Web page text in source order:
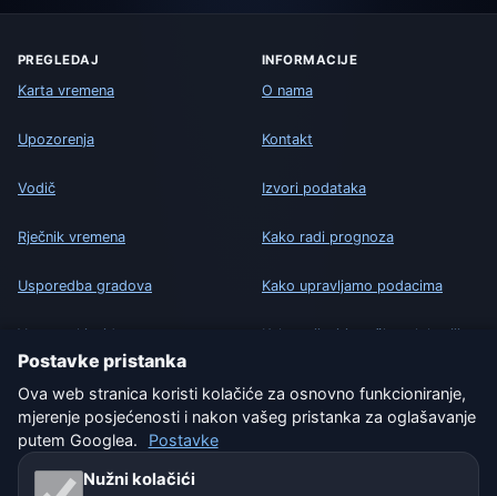
PREGLEDAJ
Karta vremena
Upozorenja
Vodič
Rječnik vremena
Usporedba gradova
Vremenski widget
INFORMACIJE
O nama
Kontakt
Izvori podataka
Kako radi prognoza
Kako upravljamo podacima
Kako prijaviti grešku u lokaciji
PRAVNO
Zaštita privatnosti
Kolačići
Postavke pristanka
Ova web stranica koristi kolačiće za osnovno funkcioniranje,
mjerenje posjećenosti i nakon vašeg pristanka za oglašavanje
putem Googlea.
Postavke
Nužni kolačići